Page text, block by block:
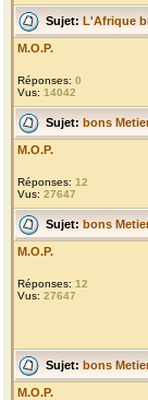
Sujet: L'Afrique
M.O.P.
Réponses: 0
Vus: 14042
Sujet: bons
M.O.P.
Réponses: 12
Vus: 27647
Sujet: bons
M.O.P.
Réponses: 12
Vus: 27647
Sujet: bons
M.O.P.